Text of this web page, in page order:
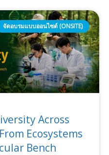
จัดอบรมแบบออนไซต์ (ONSITE)
Across
Ecosystems
Bench